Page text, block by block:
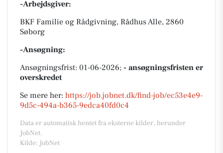
-Arbejdsgiver:
BKF Familie og Rådgivning, Rådhus Alle, 2860
Søborg
-Ansøgning:
Ansøgningsfrist: 01-06-2026; - ansøgningsfristen er
overskredet
Se mere her: https://job.jobnet.dk/find-job/ec53e4e9-
9d5c-494a-b365-9edca40fd0c4
Data er automatisk hentet fra eksterne kilder, herunder
JobNet.
Kilde: JobNet